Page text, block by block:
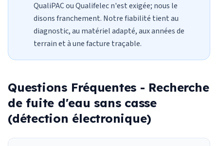
QualiPAC ou Qualifelec n'est exigée; nous le
disons franchement. Notre fiabilité tient au
diagnostic, au matériel adapté, aux années de
terrain et à une facture traçable.
Questions Fréquentes - Recherche
de fuite d'eau sans casse
(détection électronique)